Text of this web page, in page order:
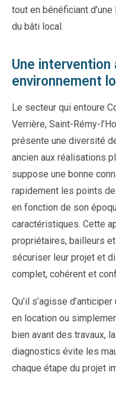
tout en bénéficiant
du bâti local.
Une intervention
environnement
Le secteur qui entoure
Verrière, Saint-Rémy-
présente une diversité
ancien aux réalisations
suppose une bonne
rapidement les points
en fonction de son
caractéristiques. Cette
propriétaires, bailleurs
sécuriser leur projet et
complet, cohérent et
Qu’il s’agisse
en location ou
bien avant des travaux,
diagnostics évite les
chaque étape du projet